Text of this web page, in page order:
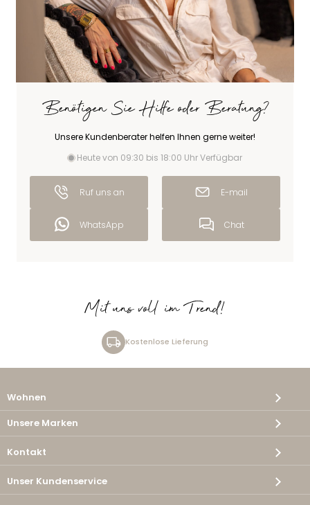
Benötigen Sie Hilfe oder Beratung?
Unsere Kundenberater helfen Ihnen gerne weiter!
Heute von 09:30 bis 18:00 Uhr Verfügbar
Ruf uns an E-mail
WhatsApp Chat
Mit uns voll im Trend!
Kostenlose Lieferung
Wohnen
Unsere Marken
Kontakt
Unser Kundenservice